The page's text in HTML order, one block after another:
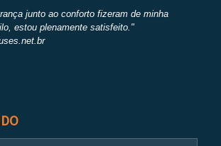
junto ao conforto fizeram de minha
estou plenamente satisfeito."